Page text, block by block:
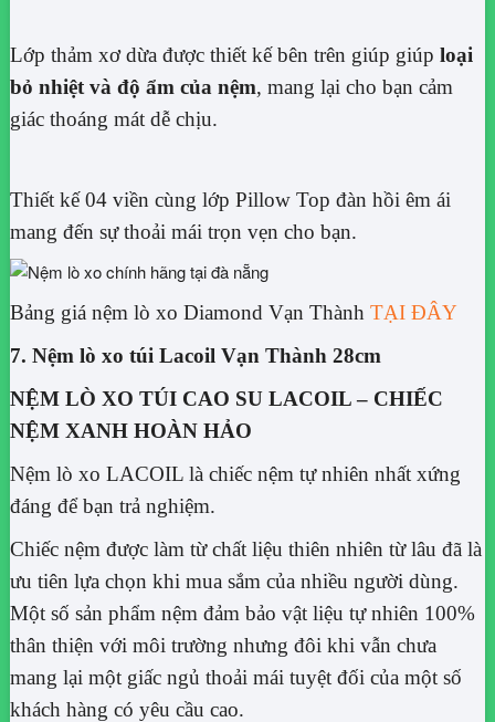
Lớp thảm xơ dừa được thiết kế bên trên giúp giúp loại
bỏ nhiệt và độ ẩm của nệm, mang lại cho bạn cảm
giác thoáng mát dễ chịu.
Thiết kế 04 viền cùng lớp Pillow Top đàn hồi êm ái
mang đến sự thoải mái trọn vẹn cho bạn.
Bảng giá nệm lò xo Diamond Vạn Thành TẠI ĐÂY
7. Nệm lò xo túi Lacoil Vạn Thành 28cm
NỆM LÒ XO TÚI CAO SU LACOIL – CHIẾC
NỆM XANH HOÀN HẢO
Nệm lò xo LACOIL là chiếc nệm tự nhiên nhất xứng
đáng để bạn trả nghiệm.
Chiếc nệm được làm từ chất liệu thiên nhiên từ lâu đã là
ưu tiên lựa chọn khi mua sắm của nhiều người dùng.
Một số sản phẩm nệm đảm bảo vật liệu tự nhiên 100%
thân thiện với môi trường nhưng đôi khi vẫn chưa
mang lại một giấc ngủ thoải mái tuyệt đối của một số
khách hàng có yêu cầu cao.